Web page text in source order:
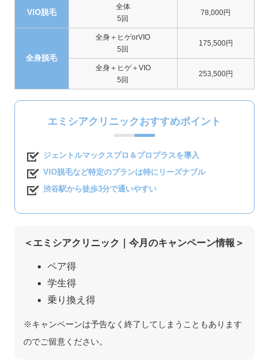
VIO脱毛
全体
5回
78,000円
全身脱毛
全身＋ヒゲorVIO
5回
175,500円
全身＋ヒゲ＋VIO
5回
253,500円
エミシアクリニックおすすめポイント
ジェントルマックスプロ＆プロプラスを導入
VIO脱毛など特定のプランは特にリーズナブル
渋谷駅から徒歩3分で通いやすい
＜エミシアクリニック｜今月のキャンペーン情報＞
ペア得
学生得
乗り換え得
※キャンペーンは予告なく終了してしまうこともあります
のでご留意ください。